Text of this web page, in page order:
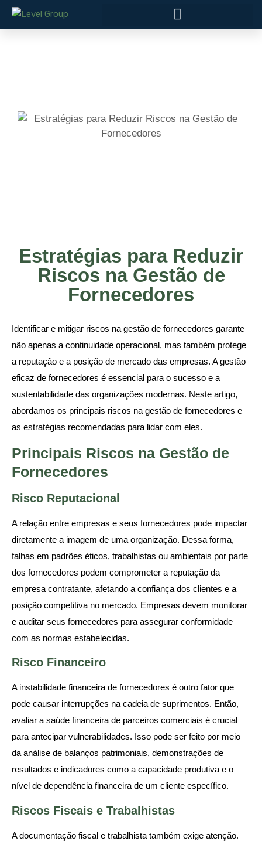
Estratégias para Reduzir
Riscos na Gestão de
Fornecedores
Identificar e mitigar riscos na gestão de fornecedores garante
não apenas a continuidade operacional, mas também protege
a reputação e a posição de mercado das empresas. A gestão
eficaz de fornecedores é essencial para o sucesso e a
sustentabilidade das organizações modernas. Neste artigo,
abordamos os principais riscos na gestão de fornecedores e
as estratégias recomendadas para lidar com eles.
Principais Riscos na Gestão de
Fornecedores
Risco Reputacional
A relação entre empresas e seus fornecedores pode impactar
diretamente a imagem de uma organização. Dessa forma,
falhas em padrões éticos, trabalhistas ou ambientais por parte
dos fornecedores podem comprometer a reputação da
empresa contratante, afetando a confiança dos clientes e a
posição competitiva no mercado. Empresas devem monitorar
e auditar seus fornecedores para assegurar conformidade
com as normas estabelecidas.
Risco Financeiro
A instabilidade financeira de fornecedores é outro fator que
pode causar interrupções na cadeia de suprimentos. Então,
avaliar a saúde financeira de parceiros comerciais é crucial
para antecipar vulnerabilidades. Isso pode ser feito por meio
da análise de balanços patrimoniais, demonstrações de
resultados e indicadores como a capacidade produtiva e o
nível de dependência financeira de um cliente específico.
Riscos Fiscais e Trabalhistas
A documentação fiscal e trabalhista também exige atenção.